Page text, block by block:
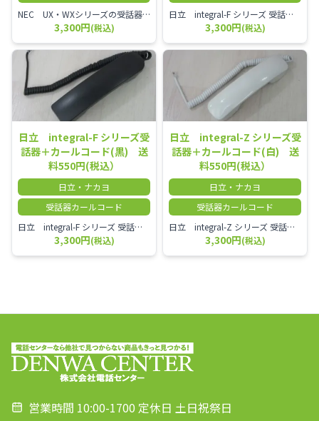
NEC UX・WXシリーズの受話器とカールコードセット／本商品は中古品となります。 写真では分かりにくいキズ・汚れなどの使用感があります。 経年変化で日焼けの色味が強くなる場合がございます。 予めご理解・ご了承頂きますようお願いいたします。
3,300円(税込)
日立 integral-F シリーズ 受話器＋カールコード セット（白）／本商品は中古品となります。 写真では分かりにくいキズ・汚れなどの使用感があります。 経年変化で日焼けの色味が強くなる場合がございます。 予めご理解・ご了承頂きますようお願いいたします。
3,300円(税込)
日立 integral-F シリーズ受
話器＋カールコード(黒) 送
料550円(税込）
日立・ナカヨ
受話器カールコード
日立 integral-F シリーズ 受話器＋カールコード セット（白）／本商品は中古品となります。 写真では分かりにくいキズ・汚れなどの使用感があります。 経年変化で日焼けの色味が強くなる場合がございます。 予めご理解・ご了承頂きますようお願いいたします。
3,300円(税込)
日立 integral-Z シリーズ受
話器＋カールコード(白) 送
料550円(税込）
日立・ナカヨ
受話器カールコード
日立 integral-Z シリーズ 受話器＋カールコード セット（白）／本商品は中古品となります。 写真では分かりにくいキズ・汚れなどの使用感があります。 経年変化で日焼けの色味が強くなる場合がございます。 予めご理解・ご了承頂きますようお願いいたします。
3,300円(税込)
営業時間 10:00-1700 定休日 土日祝祭日